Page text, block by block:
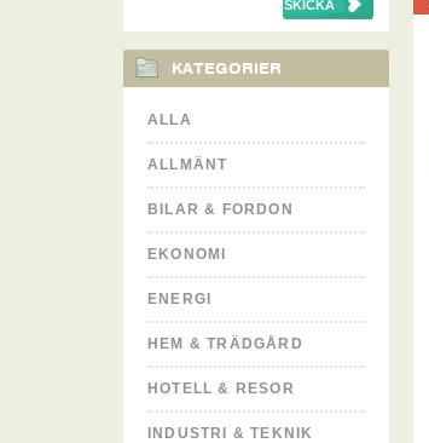
KATEGORIER
ALLA
ALLMÄNT
BILAR & FORDON
EKONOMI
ENERGI
HEM & TRÄDGÅRD
HOTELL & RESOR
INDUSTRI & TEKNIK